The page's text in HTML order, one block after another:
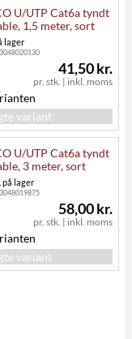
U/UTP Cat6a tyndt
1,5 meter, sort
lager
pr. stk. | inkl. moms
41,50 kr.
variant
U/UTP Cat6a tyndt
3 meter, sort
på lager
pr. stk. | inkl. moms
58,00 kr.
variant